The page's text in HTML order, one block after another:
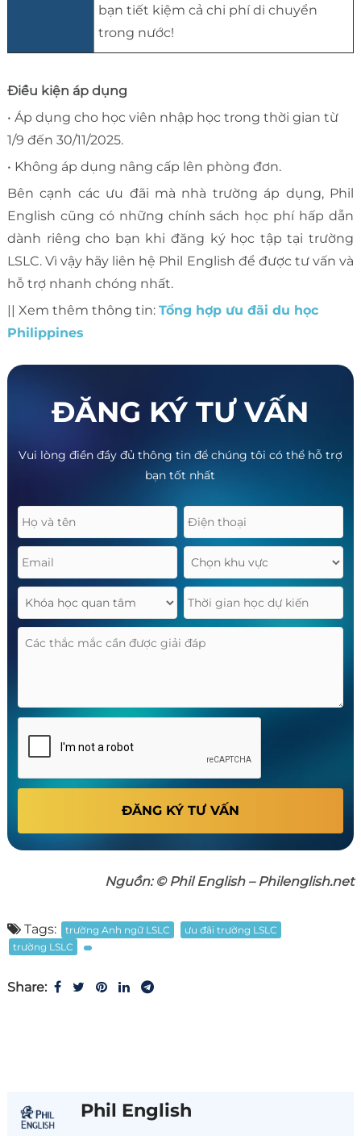
bạn tiết kiệm cả chi phí di chuyển
trong nước!
Điều kiện áp dụng
• Áp dụng cho học viên nhập học trong thời gian từ
1/9 đến 30/11/2025.
• Không áp dụng nâng cấp lên phòng đơn.
Bên cạnh các ưu đãi mà nhà trường áp dụng, Phil
English cũng có những chính sách học phí hấp dẫn
dành riêng cho bạn khi đăng ký học tập tại trường
LSLC. Vì vậy hãy liên hệ Phil English để được tư vấn và
hỗ trợ nhanh chóng nhất.
|| Xem thêm thông tin: Tổng hợp ưu đãi du học
Philippines
ĐĂNG KÝ TƯ VẤN
Vui lòng điền đầy đủ thông tin để chúng tôi có thể hỗ trợ
bạn tốt nhất
ĐĂNG KÝ TƯ VẤN
Nguồn: © Phil English – Philenglish.net
Tags: trường Anh ngữ LSLC
ưu đãi trường LSLC
trường LSLC
Share:
Phil English